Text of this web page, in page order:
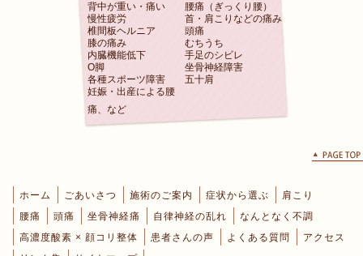
背中が重い・痛い
腰痛（ぎっくり腰）
慢性疲労
首・肩こりなどの痛み
椎間板ヘルニア
頭痛
膝の痛み
むちうち
内臓機能低下
手足のシビレ
O脚
坐骨神経障害
各種スポーツ障害
五十肩
妊娠・出産による腰
痛、など
ホーム ごあいさつ 施術のご案内 症状から選ぶ 肩こり
腰痛 頭痛 坐骨神経痛 自律神経の乱れ なんとなく不調
高濃度酸素 × 顔コリ整体 患者さんの声 よくある質問 アクセス